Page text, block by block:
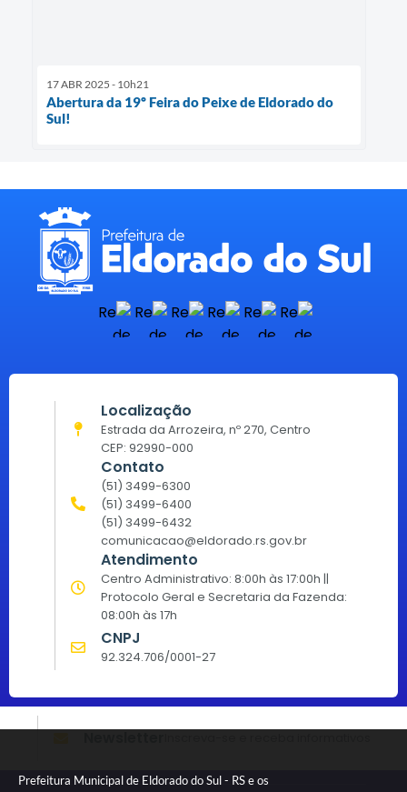
Prefeitura Municipal de Eldorado do Sul - RS e os
17 ABR 2025 - 10h21
Abertura da 19º Feira do Peixe de Eldorado do
Sul!
Localização
Estrada da Arrozeira, nº 270, Centro
CEP: 92990-000
Contato
(51) 3499-6300
(51) 3499-6400
(51) 3499-6432
comunicacao@eldorado.rs.gov.br
Atendimento
Centro Administrativo: 8:00h às 17:00h ||
Protocolo Geral e Secretaria da Fazenda:
08:00h às 17h
CNPJ
92.324.706/0001-27